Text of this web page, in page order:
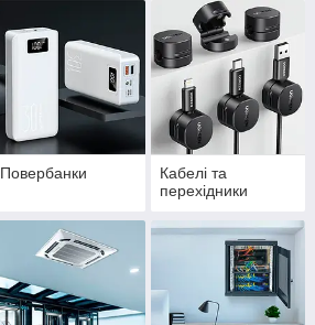
Повербанки
Кабелі та
перехідники